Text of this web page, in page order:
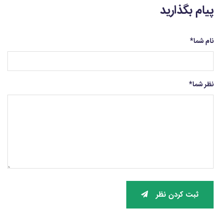
پیام بگذارید
نام شما*
نظر شما*
ثبت کردن نظر